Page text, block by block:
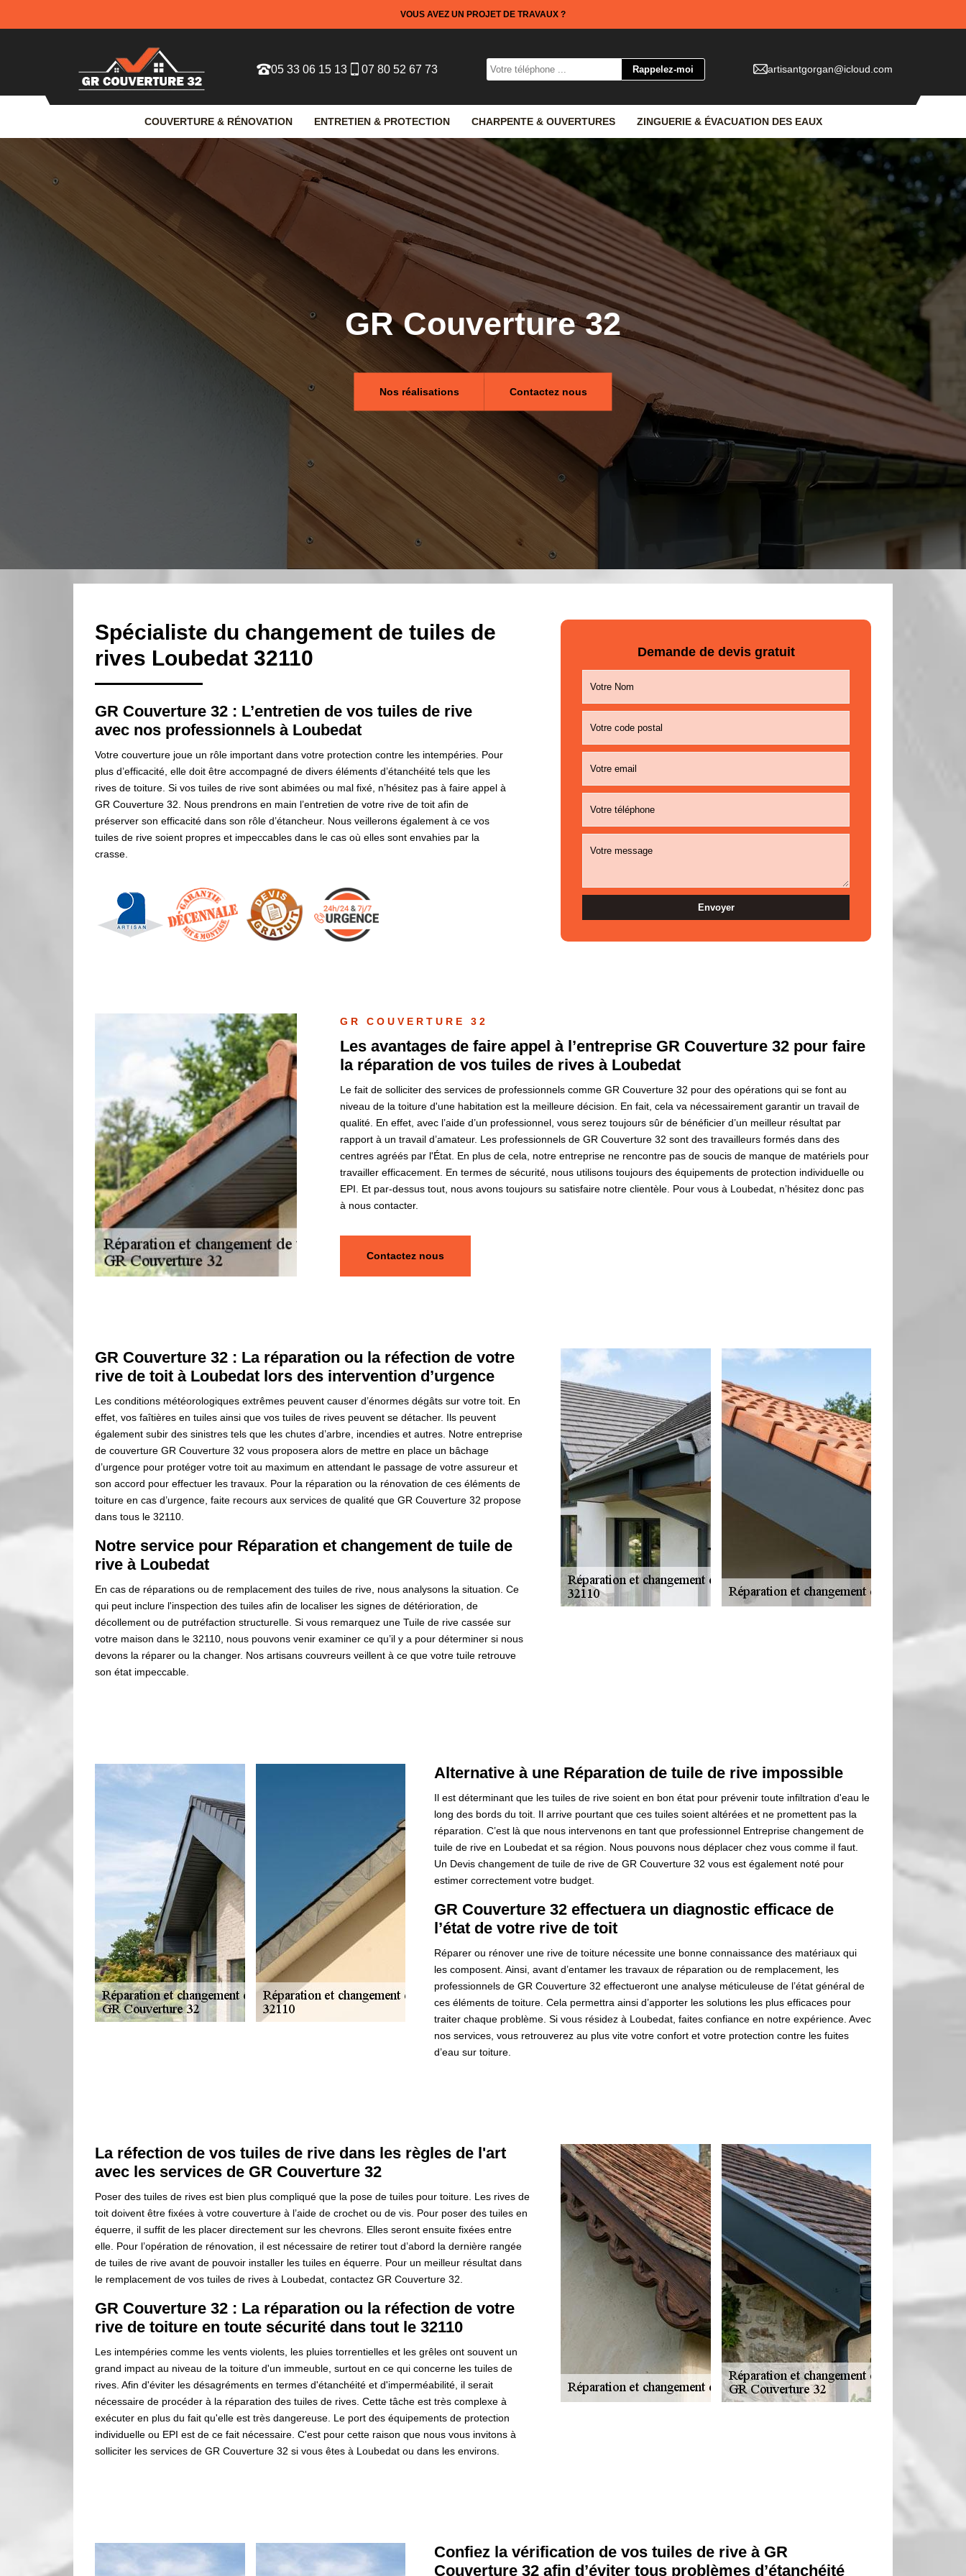
VOUS AVEZ UN PROJET DE TRAVAUX ?
05 33 06 15 13 07 80 52 67 73 artisantgorgan@icloud.com
COUVERTURE & RÉNOVATION ENTRETIEN & PROTECTION CHARPENTE & OUVERTURES ZINGUERIE & ÉVACUATION DES EAUX
GR Couverture 32
Nos réalisations Contactez nous
Spécialiste du changement de tuiles de
rives Loubedat 32110
GR Couverture 32 : L’entretien de vos tuiles de rive
avec nos professionnels à Loubedat
Votre couverture joue un rôle important dans votre protection contre les intempéries. Pour
plus d’efficacité, elle doit être accompagné de divers éléments d’étanchéité tels que les
rives de toiture. Si vos tuiles de rive sont abimées ou mal fixé, n’hésitez pas à faire appel à
GR Couverture 32. Nous prendrons en main l’entretien de votre rive de toit afin de
préserver son efficacité dans son rôle d’étancheur. Nous veillerons également à ce vos
tuiles de rive soient propres et impeccables dans le cas où elles sont envahies par la
crasse.
Demande de devis gratuit
GR COUVERTURE 32
Les avantages de faire appel à l’entreprise GR Couverture 32 pour faire
la réparation de vos tuiles de rives à Loubedat
Le fait de solliciter des services de professionnels comme GR Couverture 32 pour des opérations qui se font au
niveau de la toiture d'une habitation est la meilleure décision. En fait, cela va nécessairement garantir un travail de
qualité. En effet, avec l’aide d’un professionnel, vous serez toujours sûr de bénéficier d’un meilleur résultat par
rapport à un travail d’amateur. Les professionnels de GR Couverture 32 sont des travailleurs formés dans des
centres agréés par l'État. En plus de cela, notre entreprise ne rencontre pas de soucis de manque de matériels pour
travailler efficacement. En termes de sécurité, nous utilisons toujours des équipements de protection individuelle ou
EPI. Et par-dessus tout, nous avons toujours su satisfaire notre clientèle. Pour vous à Loubedat, n’hésitez donc pas
à nous contacter.
Contactez nous
GR Couverture 32 : La réparation ou la réfection de votre
rive de toit à Loubedat lors des intervention d’urgence
Les conditions météorologiques extrêmes peuvent causer d’énormes dégâts sur votre toit. En
effet, vos faîtières en tuiles ainsi que vos tuiles de rives peuvent se détacher. Ils peuvent
également subir des sinistres tels que les chutes d’arbre, incendies et autres. Notre entreprise
de couverture GR Couverture 32 vous proposera alors de mettre en place un bâchage
d’urgence pour protéger votre toit au maximum en attendant le passage de votre assureur et
son accord pour effectuer les travaux. Pour la réparation ou la rénovation de ces éléments de
toiture en cas d’urgence, faite recours aux services de qualité que GR Couverture 32 propose
dans tous le 32110.
Notre service pour Réparation et changement de tuile de
rive à Loubedat
En cas de réparations ou de remplacement des tuiles de rive, nous analysons la situation. Ce
qui peut inclure l'inspection des tuiles afin de localiser les signes de détérioration, de
décollement ou de putréfaction structurelle. Si vous remarquez une Tuile de rive cassée sur
votre maison dans le 32110, nous pouvons venir examiner ce qu’il y a pour déterminer si nous
devons la réparer ou la changer. Nos artisans couvreurs veillent à ce que votre tuile retrouve
son état impeccable.
Alternative à une Réparation de tuile de rive impossible
Il est déterminant que les tuiles de rive soient en bon état pour prévenir toute infiltration d'eau le
long des bords du toit. Il arrive pourtant que ces tuiles soient altérées et ne promettent pas la
réparation. C’est là que nous intervenons en tant que professionnel Entreprise changement de
tuile de rive en Loubedat et sa région. Nous pouvons nous déplacer chez vous comme il faut.
Un Devis changement de tuile de rive de GR Couverture 32 vous est également noté pour
estimer correctement votre budget.
GR Couverture 32 effectuera un diagnostic efficace de
l’état de votre rive de toit
Réparer ou rénover une rive de toiture nécessite une bonne connaissance des matériaux qui
les composent. Ainsi, avant d’entamer les travaux de réparation ou de remplacement, les
professionnels de GR Couverture 32 effectueront une analyse méticuleuse de l’état général de
ces éléments de toiture. Cela permettra ainsi d’apporter les solutions les plus efficaces pour
traiter chaque problème. Si vous résidez à Loubedat, faites confiance en notre expérience. Avec
nos services, vous retrouverez au plus vite votre confort et votre protection contre les fuites
d’eau sur toiture.
La réfection de vos tuiles de rive dans les règles de l'art
avec les services de GR Couverture 32
Poser des tuiles de rives est bien plus compliqué que la pose de tuiles pour toiture. Les rives de
toit doivent être fixées à votre couverture à l’aide de crochet ou de vis. Pour poser des tuiles en
équerre, il suffit de les placer directement sur les chevrons. Elles seront ensuite fixées entre
elle. Pour l’opération de rénovation, il est nécessaire de retirer tout d’abord la dernière rangée
de tuiles de rive avant de pouvoir installer les tuiles en équerre. Pour un meilleur résultat dans
le remplacement de vos tuiles de rives à Loubedat, contactez GR Couverture 32.
GR Couverture 32 : La réparation ou la réfection de votre
rive de toiture en toute sécurité dans tout le 32110
Les intempéries comme les vents violents, les pluies torrentielles et les grêles ont souvent un
grand impact au niveau de la toiture d'un immeuble, surtout en ce qui concerne les tuiles de
rives. Afin d'éviter les désagréments en termes d'étanchéité et d'imperméabilité, il serait
nécessaire de procéder à la réparation des tuiles de rives. Cette tâche est très complexe à
exécuter en plus du fait qu'elle est très dangereuse. Le port des équipements de protection
individuelle ou EPI est de ce fait nécessaire. C'est pour cette raison que nous vous invitons à
solliciter les services de GR Couverture 32 si vous êtes à Loubedat ou dans les environs.
Confiez la vérification de vos tuiles de rive à GR
Couverture 32 afin d’éviter tous problèmes d’étanchéité